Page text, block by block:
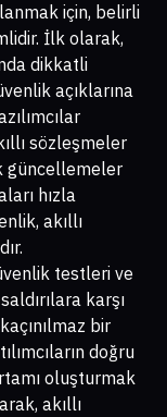
için, belirli
İlk olarak,
dikkatli
açıklarına
sözleşmeler
güncellemeler
hızla
akıllı
testleri ve
karşı
bir
doğru
oluşturmak
akıllı